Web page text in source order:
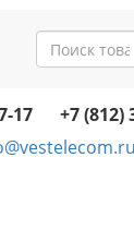
17
+7 (812)